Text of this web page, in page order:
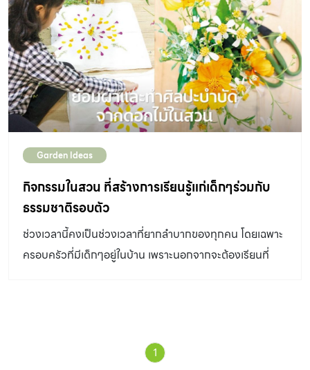
Garden Ideas
กิจกรรมในสวน ที่สร้างการเรียนรู้แก่เด็กๆร่วมกับ
ธรรมชาติรอบตัว
ช่วงเวลานี้คงเป็นช่วงเวลาที่ยากลำบากของทุกคน โดยเฉพาะ
ครอบครัวที่มีเด็กๆอยู่ในบ้าน เพราะนอกจากจะต้องเรียนที่
เสนอกิจกรรมในสวนง่ายๆที่ปลอดภัยเหมาะสมกับเด็กและทุก
1